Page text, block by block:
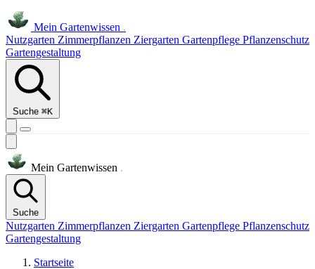
Mein Gartenwissen .
Nutzgarten Zimmerpflanzen Ziergarten Gartenpflege Pflanzenschutz
Gartengestaltung
Suche ⌘K
Mein Gartenwissen .
Suche
Nutzgarten Zimmerpflanzen Ziergarten Gartenpflege Pflanzenschutz
Gartengestaltung
Startseite